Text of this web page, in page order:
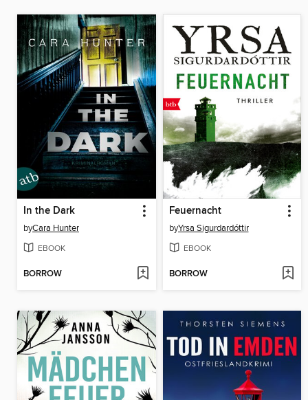
In the Dark
byCara Hunter
EBOOK
BORROW
Feuernacht
byYrsa Sigurdardóttir
EBOOK
BORROW